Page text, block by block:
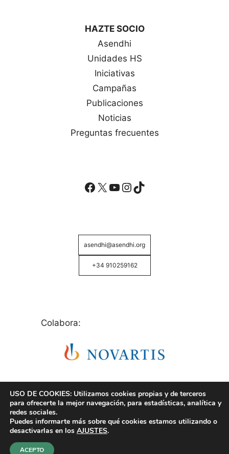
HAZTE SOCIO
Asendhi
Unidades HS
Iniciativas
Campañas
Publicaciones
Noticias
Preguntas frecuentes
Facebook
X YouTube
Instagram
TikTok
asendhi@asendhi.org
+34 910259162
Colabora:
© Copyright 2026 ASENDHI - Asociación de Enfermos
USO DE COOKIES: Utilizamos cookies propias y de terceros
para ofrecerte la mejor navegación, para estadísticas, analítica y
redes sociales.
Puedes informarte más sobre qué cookies estamos utilizando o
desactivarlas en los AJUSTES.
ACEPTO